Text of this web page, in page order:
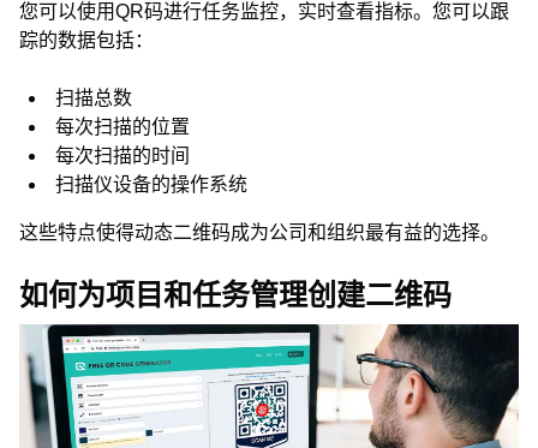
您可以使用QR码进行任务监控，实时查看指标。您可以跟
踪的数据包括：
扫描总数
每次扫描的位置
每次扫描的时间
扫描仪设备的操作系统
这些特点使得动态二维码成为公司和组织最有益的选择。
如何为项目和任务管理创建二维码